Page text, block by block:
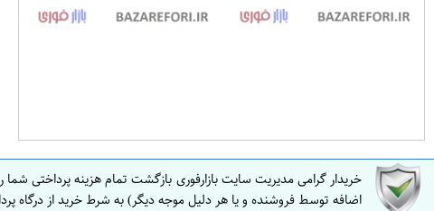
خریدار گرامی مدیریت سایت بازارفوری بازگشت تمام هزینه پرداختی
اضافه توسط فروشنده و یا هر دلیل موجه دیگر) به شرط خرید از درگاه